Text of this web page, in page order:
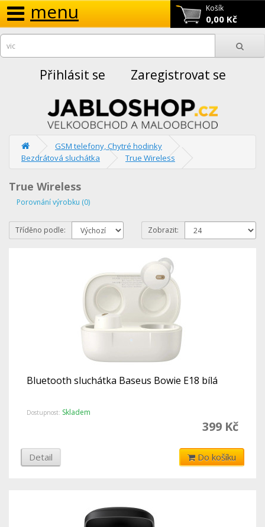
Košík
0,00 Kč
menu
Přihlásit se Zaregistrovat se
GSM telefony, Chytré hodinky
Bezdrátová sluchátka
True Wireless
True Wireless
Porovnání výrobku (0)
Tříděno podle: Zobrazit:
Bluetooth sluchátka Baseus Bowie E18 bílá
Dostupnost: Skladem
399 Kč
Detail Do košíku